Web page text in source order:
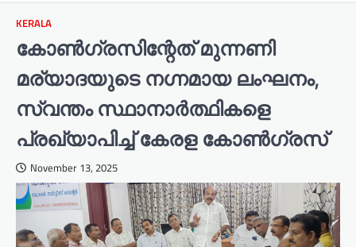
KERALA
കോൺഗ്രസിന്റേത് മുന്നണി
മര്യാദയുടെ നഗ്നമായ ലംഘനം,
സ്വന്തം സ്ഥാനാർത്ഥികളെ
പ്രഖ്യാപിച്ച് കേരള കോൺഗ്രസ്
November 13, 2025